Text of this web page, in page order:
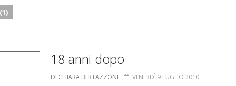
18 anni dopo
DI CHIARA BERTAZZONI VENERDÌ 9 LUGLIO 2010